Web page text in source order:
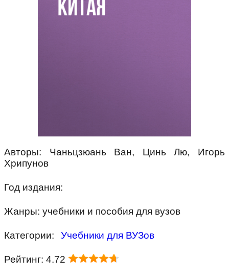
Авторы: Чаньцзюань Ван, Цинь Лю, Игорь
Хрипунов
Год издания:
Жанры: учебники и пособия для вузов
Категории: Учебники для ВУЗов
Рейтинг: 4.72